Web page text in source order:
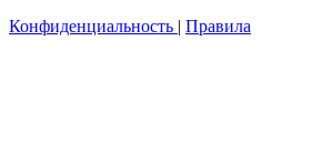
Конфиденциальность | Правила